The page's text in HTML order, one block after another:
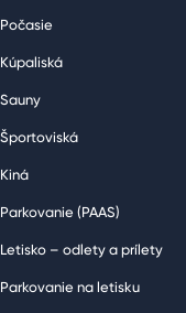
Počasie
Kúpaliská
Sauny
Športoviská
Kiná
Parkovanie (PAAS)
Letisko – odlety a prílety
Parkovanie na letisku